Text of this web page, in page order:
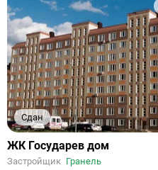
Сдан
Ссылка
объект
ЖК Государев дом
Застройщик Гранель